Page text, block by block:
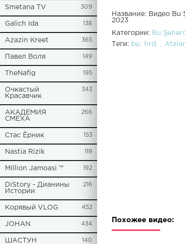
Smetana TV 309
Galich Ida 138
Azazin Kreet 365
Павел Воля 149
TheNafig 195
Очкастый
Красавчик
343
АКАДЕМИЯ
СМЕХА
266
Стас Ёрник 153
Nastia Rizik 119
Million Jamoasi ™ 192
DiStory - Дианины
Истории
216
Корявый VLOG 452
JOHAN 434
ШАСТУН 140
Название: Видео
2023
Категории: Bu
Теги: bu hrd Atalar
Похожее видео: